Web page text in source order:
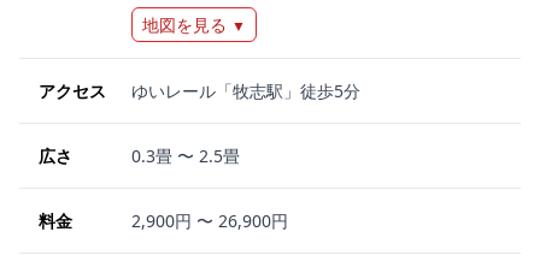
地図を見る ▼
アクセス ゆいレール「牧志駅」徒歩5分
広さ 0.3畳 〜 2.5畳
料金 2,900円 〜 26,900円